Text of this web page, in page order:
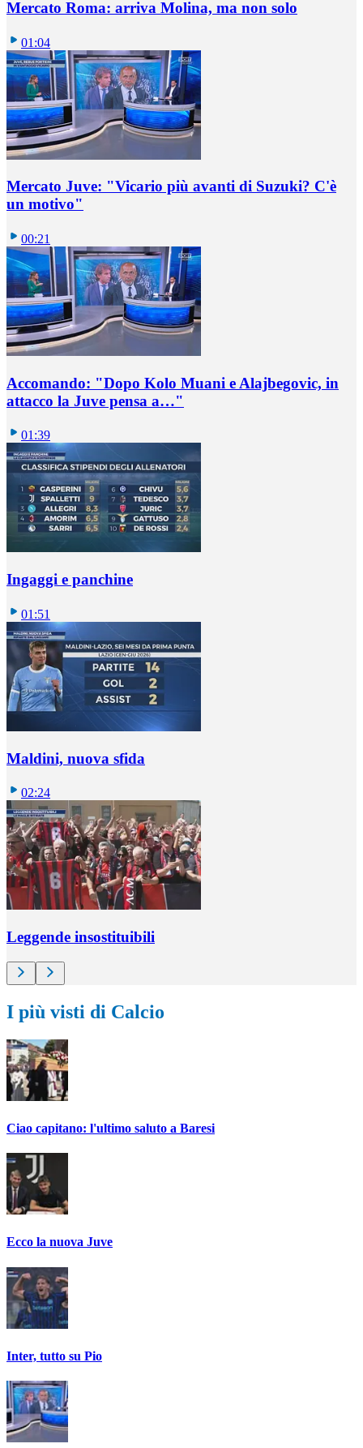
Mercato Roma: arriva Molina, ma non solo
01:04
Mercato Juve: "Vicario più avanti di Suzuki? C'è
un motivo"
00:21
Accomando: "Dopo Kolo Muani e Alajbegovic, in
attacco la Juve pensa a…"
01:39
Ingaggi e panchine
01:51
Maldini, nuova sfida
02:24
Leggende insostituibili
I più visti di Calcio
Ciao capitano: l'ultimo saluto a Baresi
Ecco la nuova Juve
Inter, tutto su Pio